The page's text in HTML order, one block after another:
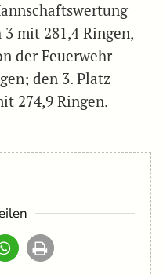
mit 281,4 Ringen,
der Feuerwehr
den 3. Platz
274,9 Ringen.